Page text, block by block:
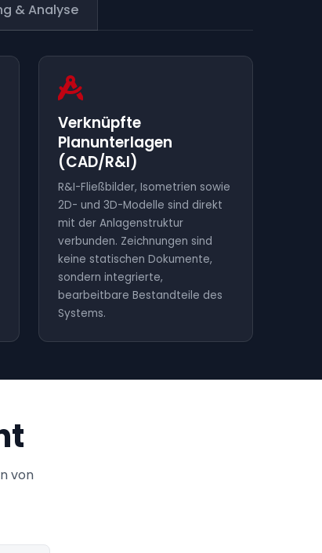
& Analyse
Verknüpfte
Planunterlagen
(CAD/R&I)
R&I-Fließbilder, Isometrien sowie
2D- und 3D-Modelle sind direkt
mit der Anlagenstruktur
verbunden. Zeichnungen sind
keine statischen Dokumente,
sondern integrierte,
bearbeitbare Bestandteile des
Systems.
von